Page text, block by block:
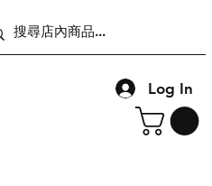
Log In